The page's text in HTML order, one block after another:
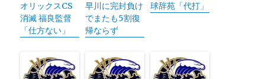
オリックスCS
消滅 福良監督
「仕方ない」
早川に完封負け
でまたも5割復
帰ならず
球辞苑「代打」